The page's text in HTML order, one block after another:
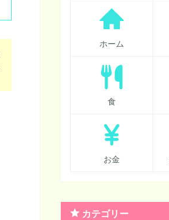
ホーム
食
お金
カテゴリー